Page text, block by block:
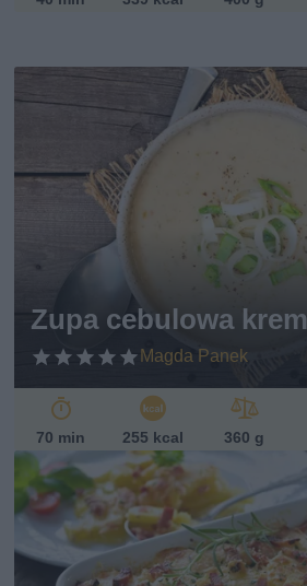
Zupa cebulowa krem
Magda Panek
70 min 255 kcal 360 g